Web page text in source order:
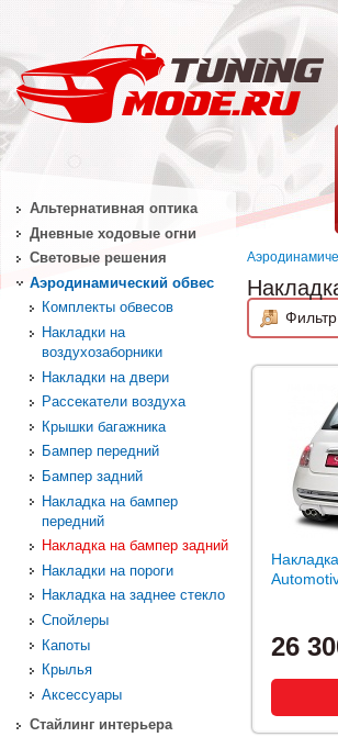
26
Альтернативная оптика
Дневные ходовые огни
Световые решения
Аэродинамический обвес
Комплекты обвесов
Накладки на
воздухозаборники
Накладки на двери
Рассекатели воздуха
Крышки багажника
Бампер передний
Бампер задний
Накладка на бампер
передний
Накладка на бампер задний
Накладки на пороги
Накладка на заднее стекло
Спойлеры
Капоты
Крылья
Аксессуары
Стайлинг интерьера